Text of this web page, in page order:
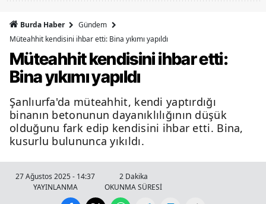
Burda Haber
Gündem
Müteahhit kendisini ihbar etti: Bina yıkımı yapıldı
Müteahhit kendisini ihbar etti:
Bina yıkımı yapıldı
Şanlıurfa'da müteahhit, kendi yaptırdığı
binanın betonunun dayanıklılığının düşük
olduğunu fark edip kendisini ihbar etti. Bina,
kusurlu bulununca yıkıldı.
27 Ağustos 2025 - 14:37
YAYINLANMA
2 Dakika
OKUNMA SÜRESİ